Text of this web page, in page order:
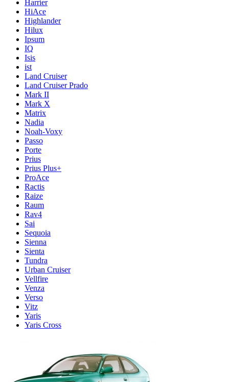
Harrier
HiAce
Highlander
Hilux
Ipsum
IQ
Isis
ist
Land Cruiser
Land Cruiser Prado
Mark II
Mark X
Matrix
Nadia
Noah-Voxy
Passo
Porte
Prius
Prius Plus+
ProAce
Ractis
Raize
Raum
Rav4
Sai
Sequoia
Sienna
Sienta
Tundra
Urban Cruiser
Vellfire
Venza
Verso
Vitz
Yaris
Yaris Cross